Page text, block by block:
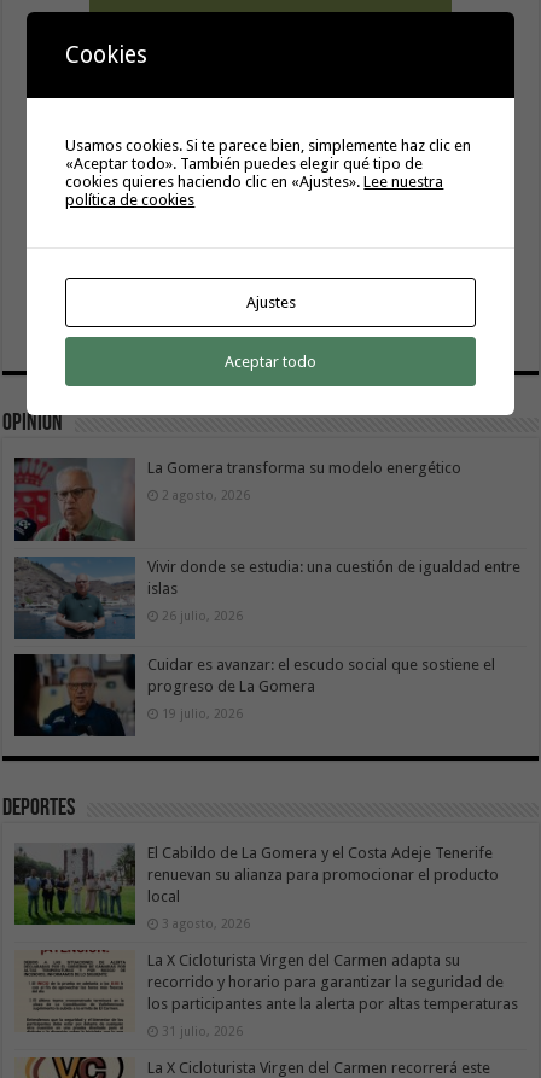
Opinión
La Gomera transforma su modelo energético
2 agosto, 2026
Vivir donde se estudia: una cuestión de igualdad entre
islas
26 julio, 2026
Cuidar es avanzar: el escudo social que sostiene el
progreso de La Gomera
19 julio, 2026
Deportes
El Cabildo de La Gomera y el Costa Adeje Tenerife
renuevan su alianza para promocionar el producto
local
3 agosto, 2026
La X Cicloturista Virgen del Carmen adapta su
recorrido y horario para garantizar la seguridad de
los participantes ante la alerta por altas temperaturas
31 julio, 2026
La X Cicloturista Virgen del Carmen recorrerá este
Cookies
Usamos cookies. Si te parece bien, simplemente haz clic en
«Aceptar todo». También puedes elegir qué tipo de
cookies quieres haciendo clic en «Ajustes».Lee nuestra
política de cookies
Ajustes
Aceptar todo